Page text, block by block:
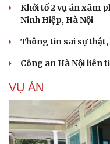
Khởi tố 2 vụ án xâm
Ninh Hiệp, Hà Nội
Thông tin sai sự thật,
Công an Hà Nội liên
VỤ ÁN